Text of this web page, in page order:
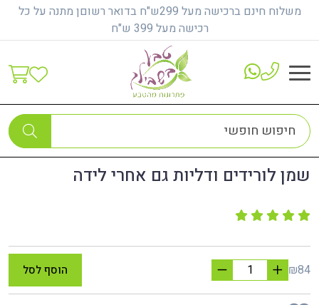
משלוח חינם ברכישה מעל 299ש"ח בדואר רשוםן מתנה על כל
רכישה מעל 399 ש"ח
נשים הריון ולידה שמן לורידים ודליות גם אחרי לידה
שמן לורידים ודליות גם אחרי לידה
₪84 הוסף לסל